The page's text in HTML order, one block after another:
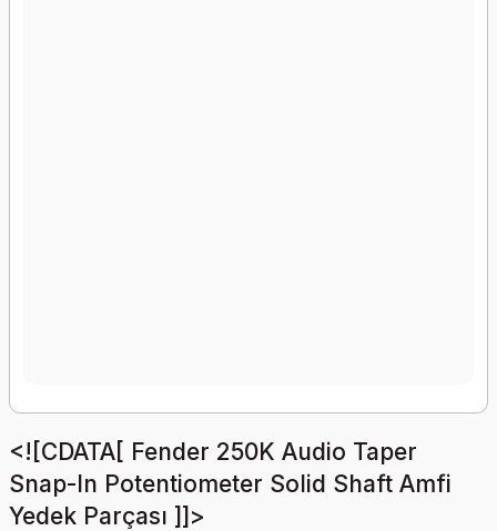
<![CDATA[ Fender 250K Audio Taper
Snap-In Potentiometer Solid Shaft Amfi
Yedek Parçası ]]>